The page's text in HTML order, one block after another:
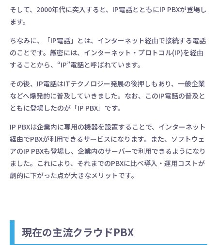
そして、2000年代に突入すると、IP電話とともにIP PBXが登場し
ます。
ちなみに、「IP電話」とは、インターネット経由で接続する電話
のことです。厳密には、インターネット・プロトコル(IP)を経由
することから、“IP”電話と呼ばれています。
その後、IP電話はITテクノロジー発展の後押しもあり、一般企業
などへ爆発的に普及していきました。なお、このIP電話の普及と
ともに登場したのが「IP PBX」です。
IP PBXは企業内に専用の機器を設置することで、インターネット
経由でPBXが利用できるサービスになります。また、ソフトウェ
アのIP PBXも登場し、企業内のサーバーで利用できるようになり
ました。これにより、それまでのPBXに比べ導入・運用コストが
劇的に下がった点が大きなメリットです。
現在の主流クラウドPBX